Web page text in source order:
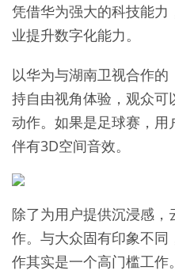
凭借华为强大的科技能
业提升数字化能力。
以华为与湖南卫视合作
持自由视角体验，观众
动作。如果是足球赛，
伴有3D空间音效。
除了为用户提供沉浸感
作。与大众固有印象不
作其实是一个高门槛工